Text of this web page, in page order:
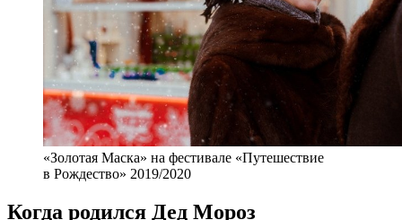
«Золотая Маска» на фестивале «Путешествие
в Рождество» 2019/2020
Когда родился Дед Мороз